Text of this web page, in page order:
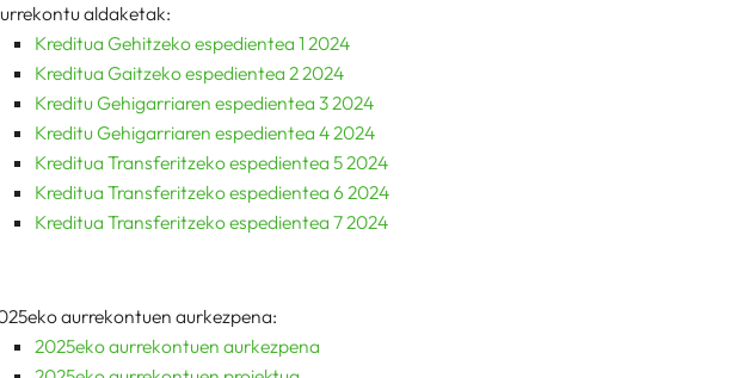
aldaketak:
Kreditua Gehitzeko espedientea 1 2024
Kreditua Gaitzeko espedientea 2 2024
Kreditu Gehigarriaren espedientea 3 2024
Kreditu Gehigarriaren espedientea 4 2024
Kreditua Transferitzeko espedientea 5 2024
Kreditua Transferitzeko espedientea 6 2024
Kreditua Transferitzeko espedientea 7 2024
aurrekontuen aurkezpena:
2025eko aurrekontuen aurkezpena